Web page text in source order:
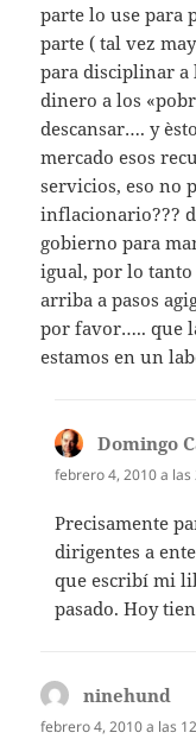
parte lo use para
parte ( tal vez
para disciplinar
dinero a los
descansar…. y
mercado esos
servicios, eso no
inflacionario???
gobierno para
igual, por lo
arriba a pasos
por favor….. que
estamos en un
Domingo
febrero 4, 2010 a las
Precisamente
dirigentes a
que escribí mi
pasado. Hoy
ninehund
febrero 4, 2010 a las